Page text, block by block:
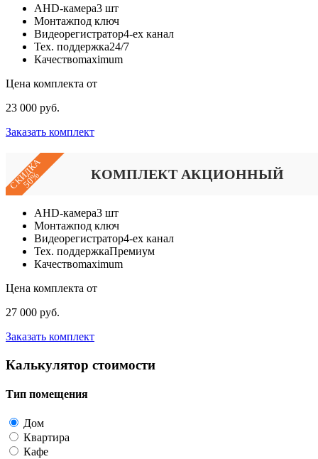
AHD-камера3 шт
Монтажпод ключ
Видеорегистратор4-ех канал
Тех. поддержка24/7
Качествоmaximum
Цена комплекта от
23 000 руб.
Заказать комплект
СКИДКА
50% КОМПЛЕКТ АКЦИОННЫЙ
AHD-камера3 шт
Монтажпод ключ
Видеорегистратор4-ех канал
Тех. поддержкаПремиум
Качествоmaximum
Цена комплекта от
27 000 руб.
Заказать комплект
Калькулятор стоимости
Тип помещения
Дом
Квартира
Кафе